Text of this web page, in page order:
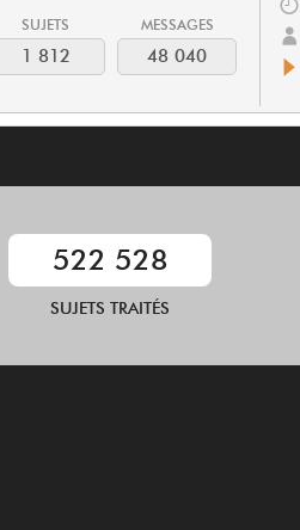
SUJETS
1 812
MESSAGES
48 040
522 528
SUJETS TRAITÉS